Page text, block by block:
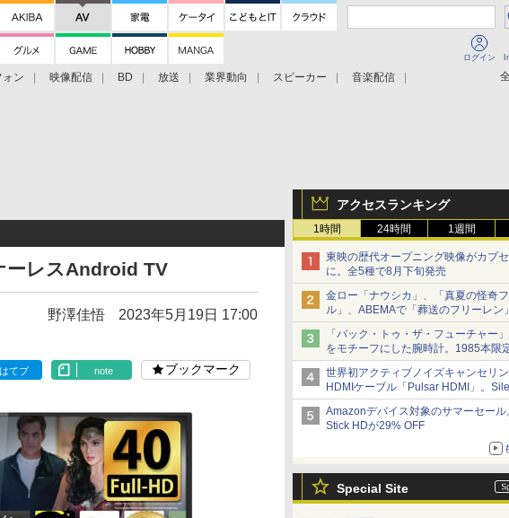
ログイン
ン 映像配信 BD 放送 業界動向 スピーカー
音楽配信
アクセスランキング
1時間 24時間 1週間
東映の歴代オープニング映像がカプ
に。全5種で8月下旬発売
金ロー「ナウシカ」、「真夏の怪奇
ル」、ABEMAで「葬送のフリーレン
など。夏の特番・配信情報
「バック・トゥ・ザ・フューチャー
をモチーフにした腕時計。1985本限
世界初アクティブノイズキャンセリ
HDMIケーブル「Pulsar HDMI」。
から
Amazonデバイス対象のサマーセール
Stick HDが29% OFF
Special Site
ーレスAndroid TV
野澤佳悟 2023年5月19日 17:00
はてブ note ブックマーク